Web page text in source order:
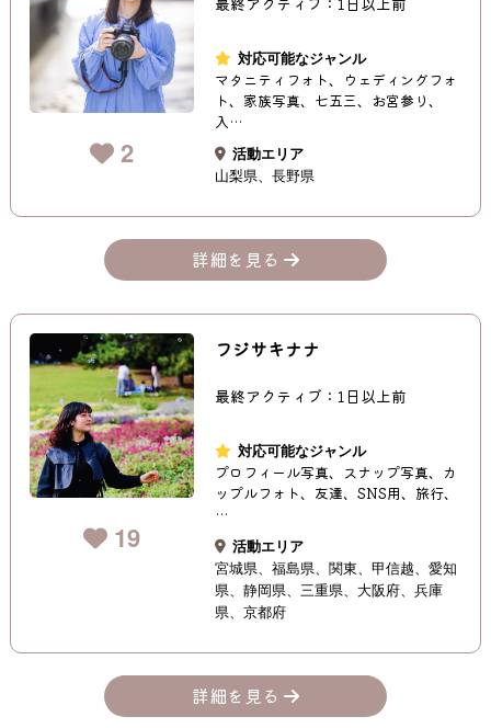
2
対応可能なジャンル
マタニティフォト、ウェディングフォ
ト、家族写真、七五三、お宮参り、
入…
活動エリア
山梨県
長野県
詳細を見る
19
フジサキナナ
最終アクティブ：1日以上前
対応可能なジャンル
プロフィール写真、スナップ写真、カ
ップルフォト、友達、SNS用、旅行、
…
活動エリア
宮城県
福島県 関東 甲信越
愛知
県
静岡県 三重県 大阪府
兵庫
県
京都府
詳細を見る